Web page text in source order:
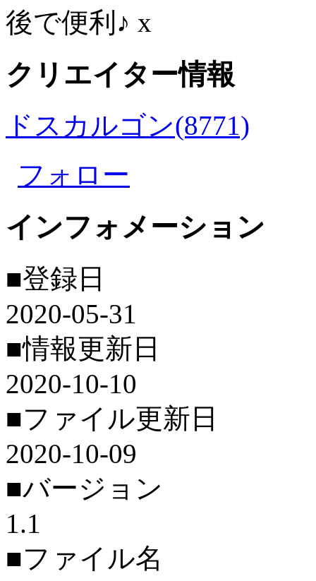
後で便利♪ x
クリエイター情報
ドスカルゴン(8771)
フォロー
インフォメーション
■登録日
2020-05-31
■情報更新日
2020-10-10
■ファイル更新日
2020-10-09
■バージョン
1.1
■ファイル名